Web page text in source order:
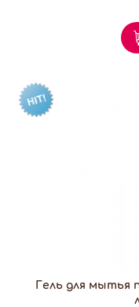
Гель для мытья